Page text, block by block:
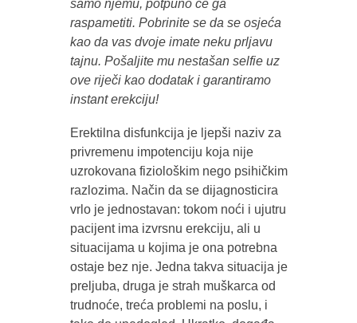
samo njemu, potpuno će ga
raspametiti. Pobrinite se da se osjeća
kao da vas dvoje imate neku prljavu
tajnu. Pošaljite mu nestašan selfie uz
ove riječi kao dodatak i garantiramo
instant erekciju!
Erektilna disfunkcija je ljepši naziv za
privremenu impotenciju koja nije
uzrokovana fiziološkim nego psihičkim
razlozima. Način da se dijagnosticira
vrlo je jednostavan: tokom noći i ujutru
pacijent ima izvrsnu erekciju, ali u
situacijama u kojima je ona potrebna
ostaje bez nje. Jedna takva situacija je
preljuba, druga je strah muškarca od
trudnoće, treća problemi na poslu, i